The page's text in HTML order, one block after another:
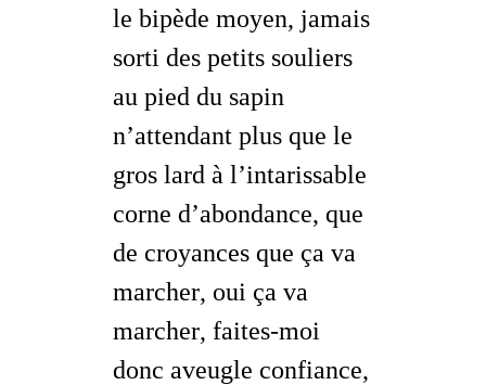
le bipède moyen, jamais
sorti des petits souliers
au pied du sapin
n’attendant plus que le
gros lard à l’intarissable
corne d’abondance, que
de croyances que ça va
marcher, oui ça va
marcher, faites-moi
donc aveugle confiance,